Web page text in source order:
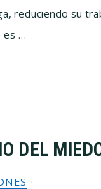
reduciendo su
es …
DEL
·